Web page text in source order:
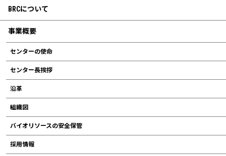
BRCについて
事業概要
センターの使命
センター長挨拶
沿革
組織図
バイオリソースの安全保管
採用情報